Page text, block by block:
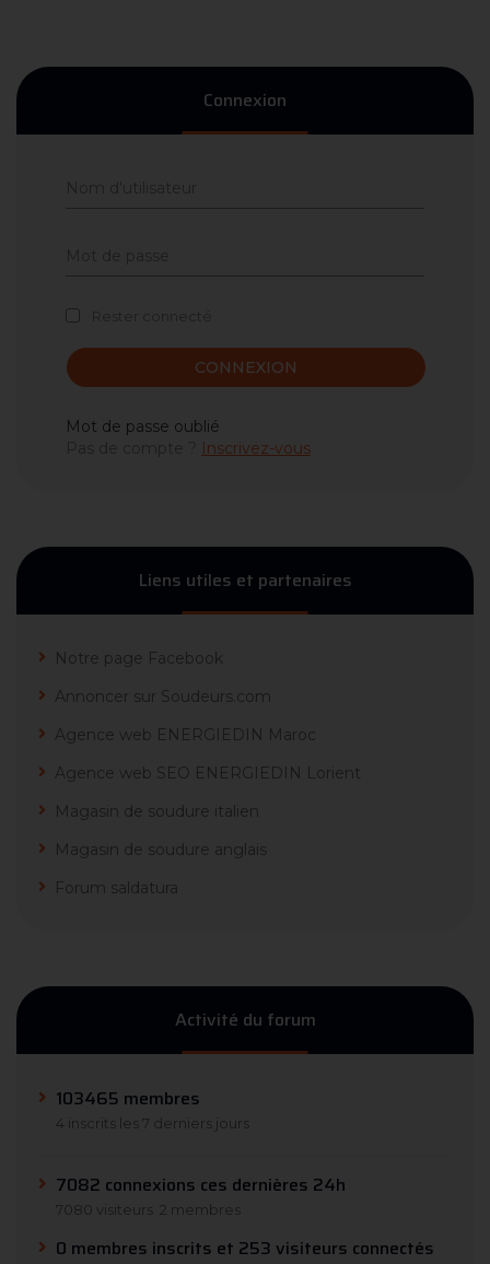
Connexion
CONNEXION
Mot de passe oublié
Inscrivez-vous
Liens utiles et partenaires
Notre page Facebook
Annoncer sur Soudeurs.com
Agence web ENERGIEDIN Maroc
Agence web SEO ENERGIEDIN Lorient
Magasin de soudure italien
Magasin de soudure anglais
Forum saldatura
Activité du forum
103465 membres
4 inscrits les 7 derniers jours
7082 connexions ces dernières 24h
7080 visiteurs 2 membres
0 membres inscrits et 253 visiteurs connectés